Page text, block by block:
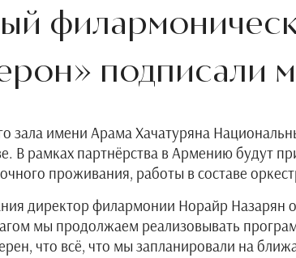
зала имени Арама Хачатуряна
В рамках партнёрства в Армению будут
проживания, работы в составе
директор филармонии Норайр Назарян
мы продолжаем реализовывать
что всё, что мы запланировали на